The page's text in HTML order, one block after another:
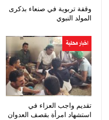
وقفة تربوية في صنعاء بذكرى
المولد النبوي
اخبار محلية
تقديم واجب العزاء في
استشهاد امرأة بقصف العدوان